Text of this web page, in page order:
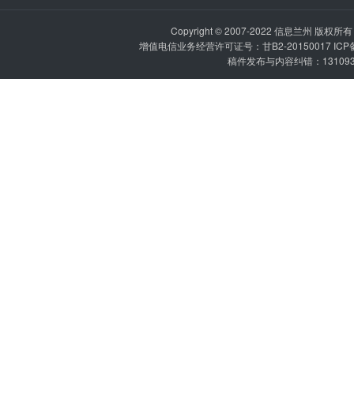
Copyright © 2007-2022 信息兰州 版权所
增值电信业务经营许可证号：甘B2-20150017 ICP
稿件发布与内容纠错：